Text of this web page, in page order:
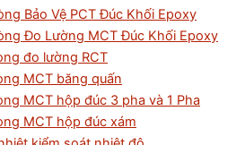
Bảo Vệ PCT Đúc Khối Epoxy
Đo Lường MCT Đúc Khối Epoxy
đo lường RCT
MCT băng quấn
MCT hộp đúc 3 pha và 1 Pha
MCT hộp đúc xám